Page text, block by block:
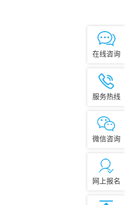
在线咨询
服务热线
微信咨询
网上报名